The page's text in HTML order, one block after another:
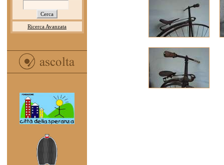
Ricerca Avanzata